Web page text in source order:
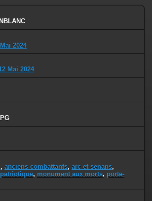
2024
Mai 2024
, anciens combattants, arc et senans,
, monument aux morts, porte-